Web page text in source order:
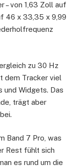
– von 1,63 Zoll auf
46 x 33,35 x 9,99
zu 30 Hz
dem Tracker viel
und Widgets. Das
trägt aber
Band 7 Pro, was
Rest fühlt sich
es rund um die